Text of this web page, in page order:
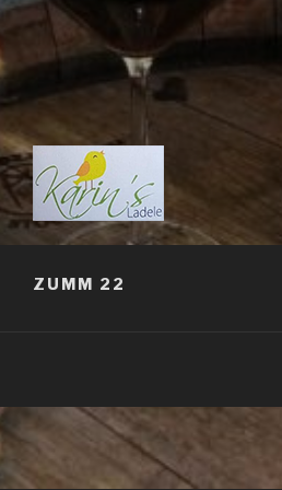
KARIN'S LADELE
ZUMM 22